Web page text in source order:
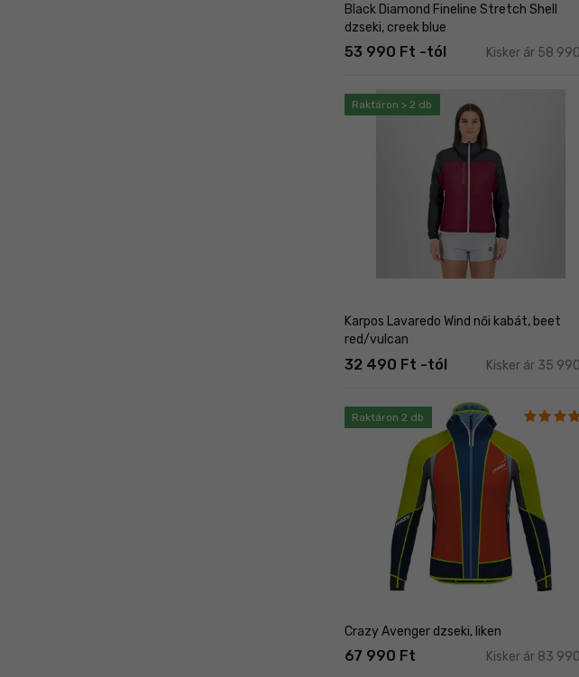
Black Diamond Fineline Stretch Shell
dzseki, creek blue
53 990 Ft -tól Kisker ár 58
Raktáron > 2 db
Karpos Lavaredo Wind női kabát, beet
red/vulcan
32 490 Ft -tól Kisker ár 35
Raktáron 2 db
Crazy Avenger dzseki, liken
67 990 Ft Kisker ár 83